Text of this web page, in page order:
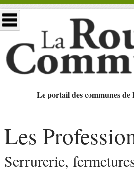
Le portail des communes de
Les
Serrurerie,